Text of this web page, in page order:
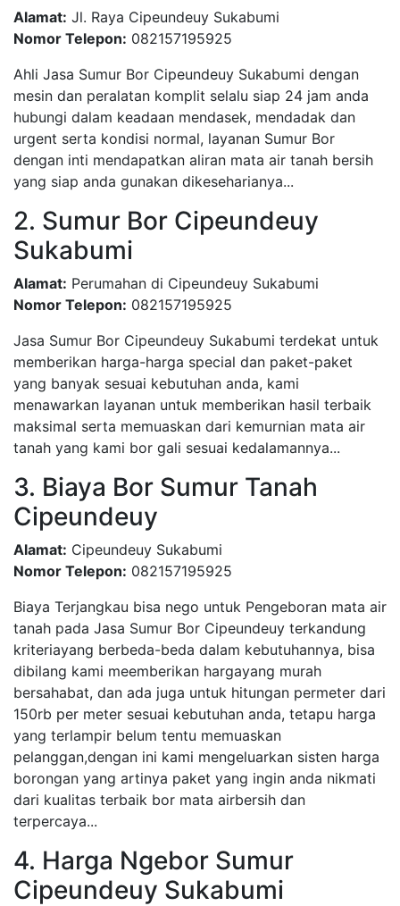
Alamat: Jl. Raya Cipeundeuy Sukabumi
Nomor Telepon: 082157195925
Ahli Jasa Sumur Bor Cipeundeuy Sukabumi dengan
mesin dan peralatan komplit selalu siap 24 jam anda
hubungi dalam keadaan mendasek, mendadak dan
urgent serta kondisi normal, layanan Sumur Bor
dengan inti mendapatkan aliran mata air tanah bersih
yang siap anda gunakan dikeseharianya...
2. Sumur Bor Cipeundeuy
Sukabumi
Alamat: Perumahan di Cipeundeuy Sukabumi
Nomor Telepon: 082157195925
Jasa Sumur Bor Cipeundeuy Sukabumi terdekat untuk
memberikan harga-harga special dan paket-paket
yang banyak sesuai kebutuhan anda, kami
menawarkan layanan untuk memberikan hasil terbaik
maksimal serta memuaskan dari kemurnian mata air
tanah yang kami bor gali sesuai kedalamannya...
3. Biaya Bor Sumur Tanah
Cipeundeuy
Alamat: Cipeundeuy Sukabumi
Nomor Telepon: 082157195925
Biaya Terjangkau bisa nego untuk Pengeboran mata air
tanah pada Jasa Sumur Bor Cipeundeuy terkandung
kriteriayang berbeda-beda dalam kebutuhannya, bisa
dibilang kami meemberikan hargayang murah
bersahabat, dan ada juga untuk hitungan permeter dari
150rb per meter sesuai kebutuhan anda, tetapu harga
yang terlampir belum tentu memuaskan
pelanggan,dengan ini kami mengeluarkan sisten harga
borongan yang artinya paket yang ingin anda nikmati
dari kualitas terbaik bor mata airbersih dan
terpercaya...
4. Harga Ngebor Sumur
Cipeundeuy Sukabumi